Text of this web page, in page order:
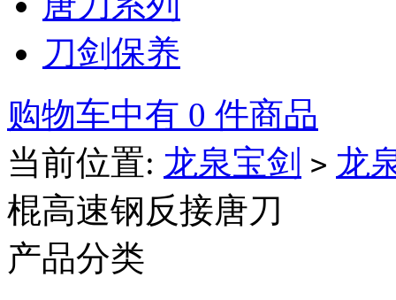
刀剑保养
购物车中有 0 件商品
当前位置: 龙泉宝剑 > 龙
棍高速钢反接唐刀
产品分类